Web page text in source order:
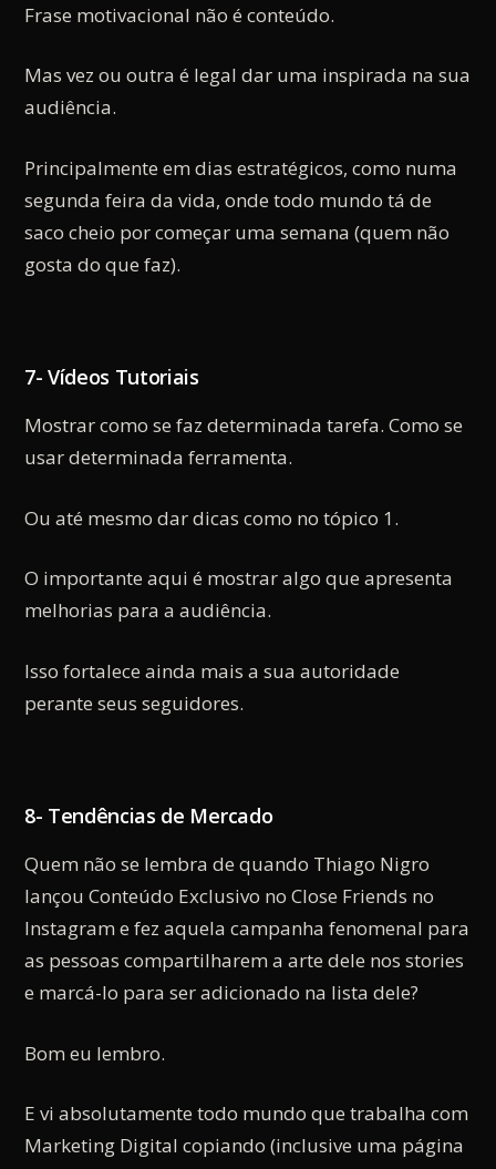
Frase motivacional não é conteúdo.
Mas vez ou outra é legal dar uma inspirada na sua
audiência.
Principalmente em dias estratégicos, como numa
segunda feira da vida, onde todo mundo tá de
saco cheio por começar uma semana (quem não
gosta do que faz).
7- Vídeos Tutoriais
Mostrar como se faz determinada tarefa. Como se
usar determinada ferramenta.
Ou até mesmo dar dicas como no tópico 1.
O importante aqui é mostrar algo que apresenta
melhorias para a audiência.
Isso fortalece ainda mais a sua autoridade
perante seus seguidores.
8- Tendências de Mercado
Quem não se lembra de quando Thiago Nigro
lançou Conteúdo Exclusivo no Close Friends no
Instagram e fez aquela campanha fenomenal para
as pessoas compartilharem a arte dele nos stories
e marcá-lo para ser adicionado na lista dele?
Bom eu lembro.
E vi absolutamente todo mundo que trabalha com
Marketing Digital copiando (inclusive uma página